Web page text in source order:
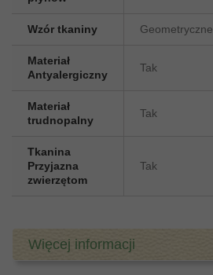
Wzór tkaniny Geometryczne
Materiał
Antyalergiczny
Tak
Materiał
trudnopalny
Tak
Tkanina
Przyjazna
zwierzętom
Tak
Więcej informacji